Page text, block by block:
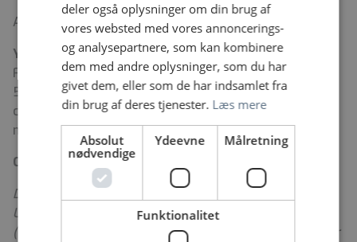
Ansættelse d. 1. december 2025 eller efter aftale.
Yderligere oplysninger
Fås hos ledende overlæge Villads Bønding Jacobsen,
56 51 85 91, vbj@regionsjaelland.dk eller konstitueret
cheflæge Maiken Howard, 56 51 55 96,
mahow@regionsjaelland.dk
Om os
Den 1. januar 2024 fusionerede Sjællands
Universitetshospital (SUH) med Nykøbing F. Sygehus
(NFS). Som et af Danmarks største akutsygehuse driver
deler også oplysninger om din brug af
vores websted med vores annoncerings-
og analysepartnere, som kan kombinere
dem med andre oplysninger, som du har
givet dem, eller som de har indsamlet fra
din brug af deres tjenester. Læs mere
Absolut
nødvendige
Ydeevne Målretning
Funktionalitet